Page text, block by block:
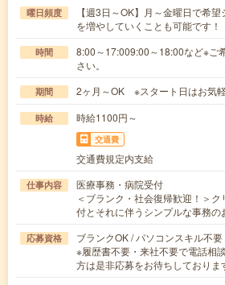
曜日頻度
【週3日～OK】月～金曜日で希
を増やしていくことも可能です！
時間
8:00～17:009:00～18:00など※ご
さい。
期間 2ヶ月～OK ※スタート日はお気
時給 時給1100円～
交通費
交通費規定内支給
仕事内容
医療事務・病院受付
＜ブランク・社会復帰歓迎！＞
付とそれに伴うシンプルな事務
応募資格
ブランクOK / パソコンスキル不
※履歴書不要・来社不要で電話相
方は是非応募をお待ちしており